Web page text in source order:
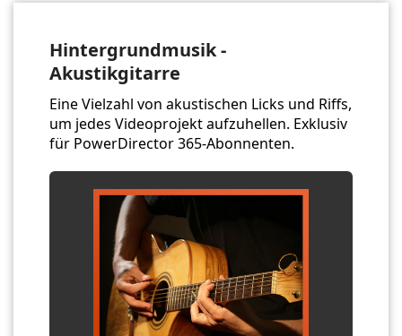
Hintergrundmusik -
Akustikgitarre
Eine Vielzahl von akustischen Licks und Riffs,
um jedes Videoprojekt aufzuhellen. Exklusiv
für PowerDirector 365-Abonnenten.